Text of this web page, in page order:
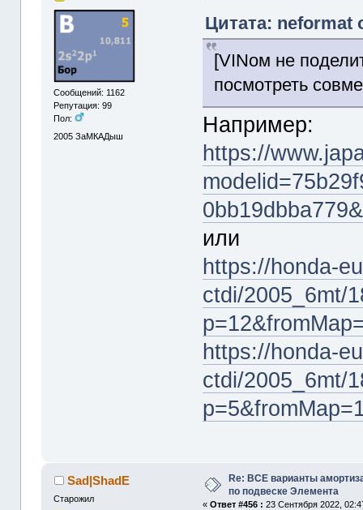
Сообщений: 1162
Репутация: 99
Пол:
2005 ЗаМКАДыш
Цитата: neformat
[VINом не
посмотреть
Например:
https://
или
https://honda-
ctdi/2005_6mt/
https://honda-
ctdi/2005_6mt/
Sad|ShadE
Старожил
Re: ВСЕ варианты
по подвеске Элемента
«Ответ #456 : 23 Сентября 2022,